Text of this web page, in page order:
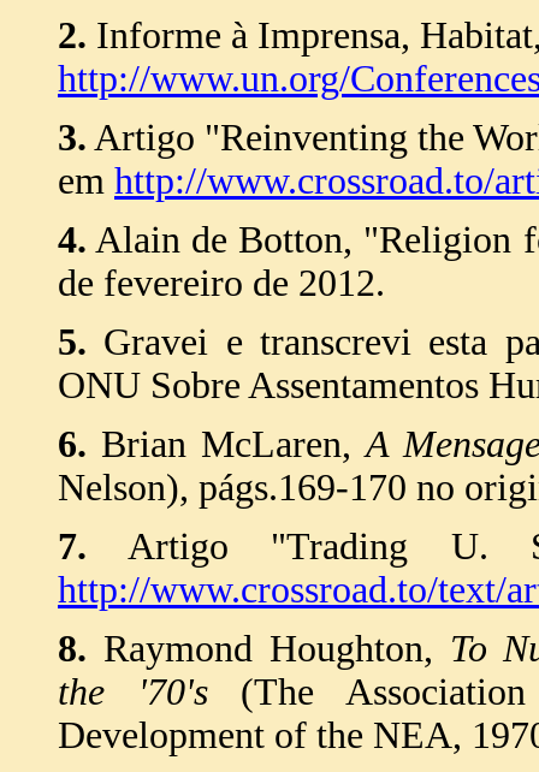
2. Informe à Imprensa,
http://www.un.org/
3. Artigo "Reinventing the
em http://www.crossroad.to/
4. Alain de Botton, "Religion
de fevereiro de 2012.
5. Gravei e transcrevi esta
ONU Sobre Assentamentos
6. Brian McLaren,A
Nelson), págs.169-170 no
7. Artigo "Trading U.
http://www.crossroad.to/text/
8. Raymond Houghton, To
the '70's(The
Development of the NEA,